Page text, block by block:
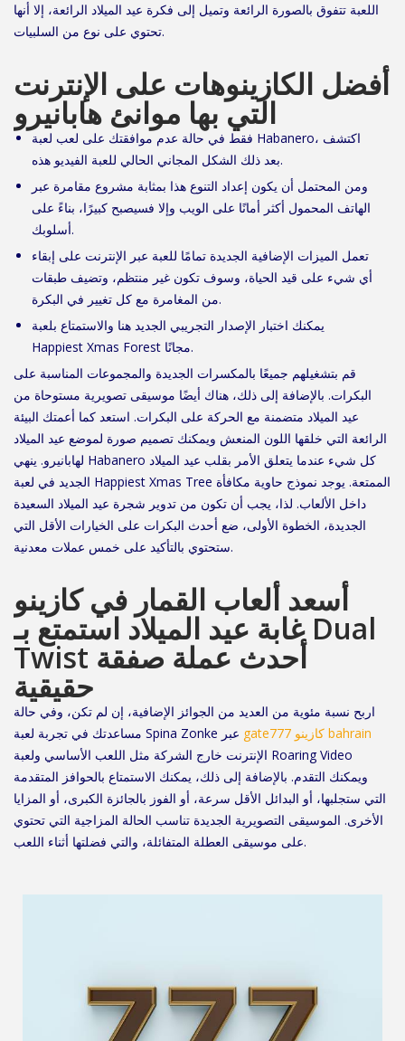
اللعبة تتفوق بالصورة الرائعة وتميل إلى فكرة عيد الميلاد الرائعة، إلا أنها
تحتوي على نوع من السلبيات.
أفضل الكازينوهات على الإنترنت
التي بها موانئ هابانيرو
فقط في حالة عدم موافقتك على لعب لعبة Habanero، اكتشف
بعد ذلك الشكل المجاني الحالي للعبة الفيديو هذه.
ومن المحتمل أن يكون إعداد التنوع هذا بمثابة مشروع مقامرة عبر
الهاتف المحمول أكثر أمانًا على الويب وإلا فسيصبح كبيرًا، بناءً على
أسلوبك.
تعمل الميزات الإضافية الجديدة تمامًا للعبة عبر الإنترنت على إبقاء
أي شيء على قيد الحياة، وسوف تكون غير منتظم، وتضيف طبقات
من المغامرة مع كل تغيير في البكرة.
يمكنك اختبار الإصدار التجريبي الجديد هنا والاستمتاع بلعبة
Happiest Xmas Forest مجانًا.
قم بتشغيلهم جميعًا بالمكسرات الجديدة والمجموعات المناسبة على
البكرات. بالإضافة إلى ذلك، هناك أيضًا موسيقى تصويرية مستوحاة من
عيد الميلاد متضمنة مع الحركة على البكرات. استعد كما أعمتك البيئة
الرائعة التي خلقها اللون المنعش ويمكنك تصميم صورة لموضع عيد الميلاد
لهابانيرو. ينهي Habanero كل شيء عندما يتعلق الأمر بقلب عيد الميلاد
الجديد في لعبة Happiest Xmas Tree الممتعة. يوجد نموذج حاوية مكافأة
داخل الألعاب. لذا، يجب أن تكون من تدوير شجرة عيد الميلاد السعيدة
الجديدة، الخطوة الأولى، ضع أحدث البكرات على الخيارات الأقل التي
ستحتوي بالتأكيد على خمس عملات معدنية.
أسعد ألعاب القمار في كازينو
غابة عيد الميلاد استمتع بـ Dual
Twist أحدث عملة صفقة
حقيقية
اربح نسبة مئوية من العديد من الجوائز الإضافية، إن لم تكن، وفي حالة
gate777 كازينو bahrain
الإنترنت خارج الشركة مثل اللعب الأساسي ولعبة Roaring Video
ويمكنك التقدم. بالإضافة إلى ذلك، يمكنك الاستمتاع بالحوافز المتقدمة
التي ستجلبها، أو البدائل الأقل سرعة، أو الفوز بالجائزة الكبرى، أو المزايا
الأخرى. الموسيقى التصويرية الجديدة تناسب الحالة المزاجية التي تحتوي
على موسيقى العطلة المتفائلة، والتي فضلتها أثناء اللعب.